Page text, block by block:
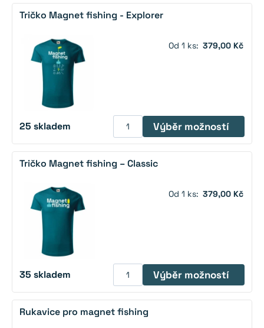
Tričko Magnet fishing - Explorer
Od 1 ks: 379,00 Kč
25 skladem Výběr možností
Tento
produkt
variant.
stránce
produktu
Tričko Magnet fishing – Classic
Od 1 ks: 379,00 Kč
35 skladem Výběr možností
Tento
má
Rukavice pro magnet fishing